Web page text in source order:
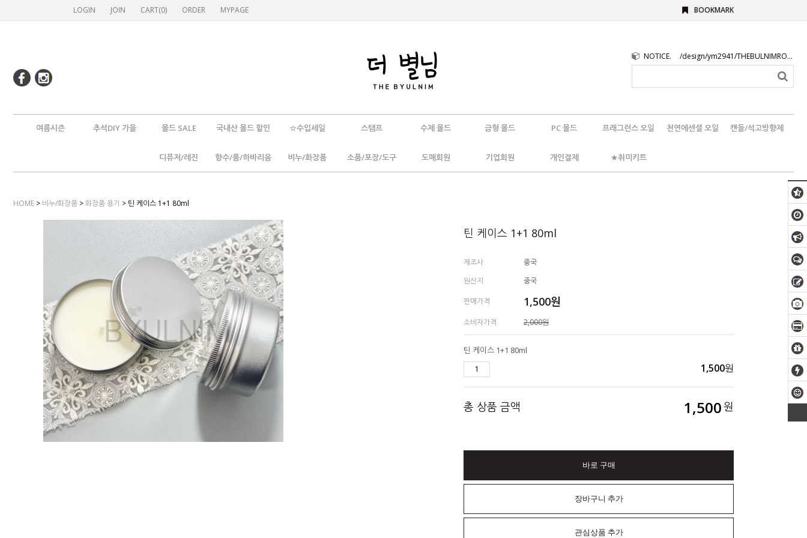
LOGIN JOIN CART(0) ORDER MYPAGE BOOKMARK
NOTICE. /design/ym2941/THEBULNIMROGO.png
여름시즌 추석DIY 가을 몰드 SALE 국내산 몰드 할인 ☆수입세일 스탬프 수제 몰드 금형 몰드 PC 몰드 프래그런스 오일 천연에센셜 오일 캔들/석고방향제
디퓨저/레진 향수/룸/하바리움 비누/화장품 소품/포장/도구 도매회원 기업회원 개인결제 ★취미키트
HOME > 비누/화장품 >화장품 용기 > 틴 케이스 1+1 80ml
틴 케이스 1+1 80ml
제조사
중국
원산지
중국
판매가격
1,500원
소비자가격 2,000원
틴 케이스 1+1 80ml
1,500원
총 상품 금액 1,500원
바로 구매
장바구니 추가
관심상품 추가